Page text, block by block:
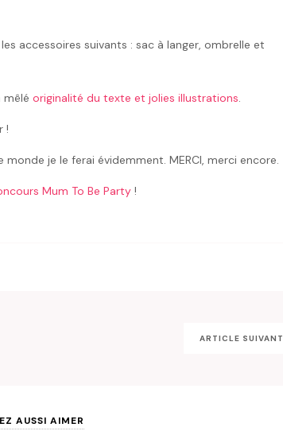
accessoires suivants : sac à langer, ombrelle et
mêlé originalité du texte et jolies illustrations.
!
je le ferai évidemment. MERCI, merci encore.
Mum To Be Party !
ARTICLE SUIVANT
AUSSI AIMER